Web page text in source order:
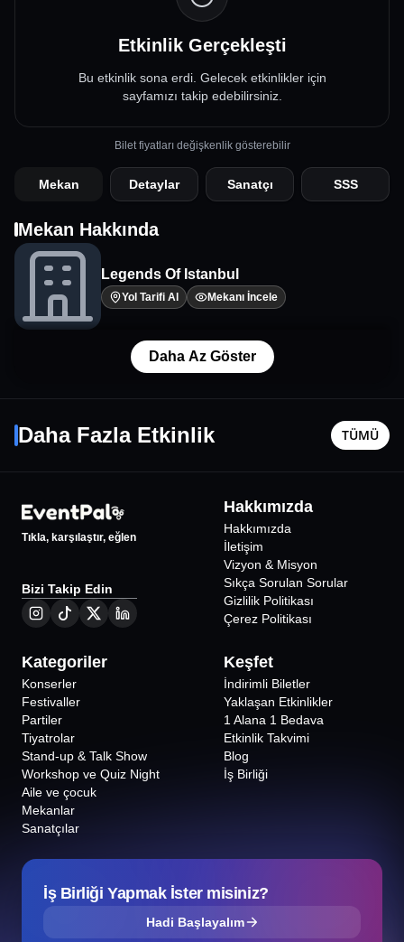
Etkinlik Gerçekleşti
Bu etkinlik sona erdi. Gelecek etkinlikler için
sayfamızı takip edebilirsiniz.
Bilet fiyatları değişkenlik gösterebilir
Mekan Detaylar Sanatçı SSS
Mekan Hakkında
Legends Of Istanbul
Yol Tarifi Al Mekanı İncele
Daha Az Göster
Daha Fazla Etkinlik TÜMÜ
%6 İNDİRİMLİ
İstanbul
Aydem Sahne
23
İstanbul
Tıkla, karşılaştır, eğlen
Bizi Takip Edin
Hakkımızda
Hakkımızda
İletişim
Vizyon & Misyon
Sıkça Sorulan Sorular
Gizlilik Politikası
Çerez Politikası
Kategoriler
Konserler
Festivaller
Partiler
Tiyatrolar
Stand-up & Talk Show
Workshop ve Quiz Night
Aile ve çocuk
Mekanlar
Sanatçılar
Keşfet
İndirimli Biletler
Yaklaşan Etkinlikler
1 Alana 1 Bedava
Etkinlik Takvimi
Blog
İş Birliği
İş Birliği Yapmak İster misiniz?
Hadi Başlayalım